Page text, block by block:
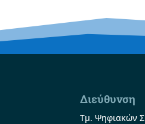
Διεύθυνση
Τμ. Ψηφιακών